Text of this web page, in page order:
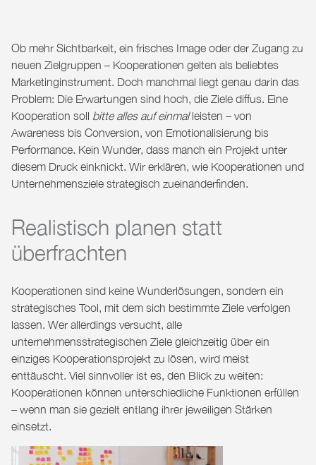
Ob mehr Sichtbarkeit, ein frisches Image oder der Zugang zu
neuen Zielgruppen – Kooperationen gelten als beliebtes
Marketinginstrument. Doch manchmal liegt genau darin das
Problem: Die Erwartungen sind hoch, die Ziele diffus. Eine
Kooperation soll bitte alles auf einmalleisten – von
Awareness bis Conversion, von Emotionalisierung bis
Performance. Kein Wunder, dass manch ein Projekt unter
diesem Druck einknickt. Wir erklären, wie Kooperationen und
Unternehmensziele strategisch zueinanderfinden.
Realistisch planen statt
überfrachten
Kooperationen sind keine Wunderlösungen, sondern ein
strategisches Tool, mit dem sich bestimmte Ziele verfolgen
lassen. Wer allerdings versucht, alle
unternehmensstrategischen Ziele gleichzeitig über ein
einziges Kooperationsprojekt zu lösen, wird meist
enttäuscht. Viel sinnvoller ist es, den Blick zu weiten:
Kooperationen können unterschiedliche Funktionen erfüllen
– wenn man sie gezielt entlang ihrer jeweiligen Stärken
einsetzt.